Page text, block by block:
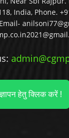
India, Phone.
हेतु क्लिक करें !